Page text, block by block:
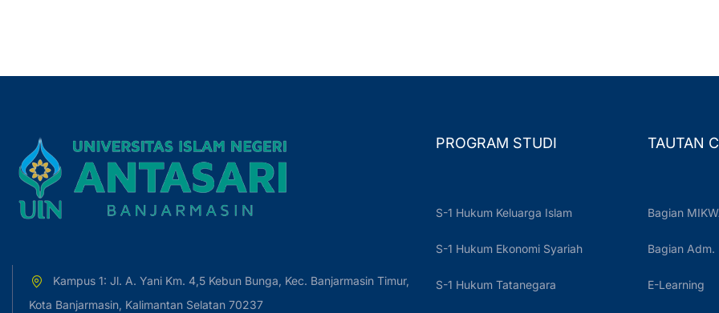
Kampus 1: Jl. A. Yani Km. 4,5 Kebun Bunga, Kec. Banjarmasin Timur,
Kota Banjarmasin, Kalimantan Selatan 70237
PROGRAM STUDI
S-1 Hukum Keluarga Islam
S-1 Hukum Ekonomi Syariah
S-1 Hukum Tatanegara
TAUTAN
Bagian
Bagian Adm.
E-Learning